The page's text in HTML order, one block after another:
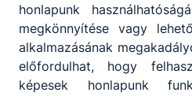
Méltó lezárása egy
időszaknak –
honlapunk
megkönnyítése vagy
alkalmazásának
előfordulhat, hogy
képesek honlapunk